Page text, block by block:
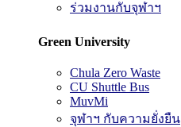
ร่วมงานกับจุฬาฯ
Green University
Chula Zero Waste
CU Shuttle Bus
MuvMi
จุฬาฯ กับความยั่งยืน